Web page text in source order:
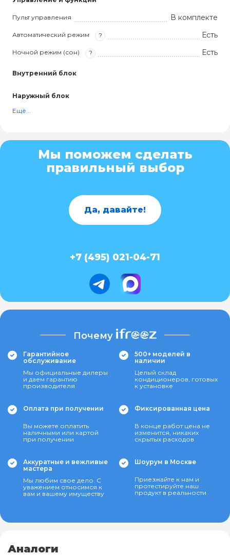
Пульт управления В комплекте
Автоматический режим ? Есть
Ночной режим (сон) ? Есть
Внутренний блок
Наружный блок
Ещё...
Мы поможем сделать
правильный выбор
Да, давайте!
+7 (495) 021-04-71
Почему
Гарантийное
обслуживание
Мы официальные дилеры
и даем гарантию
производителя
500+ моделей в
наличии
Целый склад
кондиционеров, готовых
к установке
Оплата при получении
Вы можете оплатить
наличными или картой
при получении
Фиксированная цена
В конце работ цена не
изменится, никаких
скрытых расходов
Аккуратные и вежливые
мастера
Мы любим свое дело. С
уважением относимся к
вам и вашему имуществу
Шоурум в Москве
Приезжайте к нам и
протестируйте наш
продукт в реальности
Аналоги